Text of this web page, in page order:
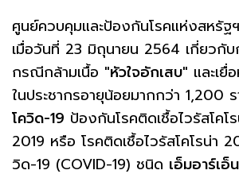
ศูนย์ควบคุมและป้องกันโรคแห่งสหรัฐ
เมื่อวันที่ 23 มิถุนายน 2564 เกี่ยวกั
กรณีกล้ามเนื้อ "หัวใจอักเสบ" และเยื่
ในประชากรอายุน้อยมากกว่า 1,200
โควิด-19 ป้องกันโรคติดเชื้อไวรัสโคโ
2019 หรือ โรคติดเชื้อไวรัสโคโรน่า
วิด-19 (COVID-19) ชนิด เอ็มอาร์เอ็